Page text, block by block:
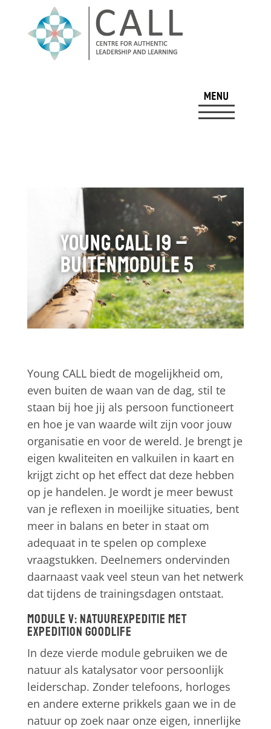
Young CALL 19 –
Buitenmodule 5
Young CALL biedt de mogelijkheid om,
even buiten de waan van de dag, stil te
staan bij hoe jij als persoon functioneert
en hoe je van waarde wilt zijn voor jouw
organisatie en voor de wereld. Je brengt je
eigen kwaliteiten en valkuilen in kaart en
krijgt zicht op het effect dat deze hebben
op je handelen. Je wordt je meer bewust
van je reflexen in moeilijke situaties, bent
meer in balans en beter in staat om
adequaat in te spelen op complexe
vraagstukken. Deelnemers ondervinden
daarnaast vaak veel steun van het netwerk
dat tijdens de trainingsdagen ontstaat.
Module V: Natuurexpeditie met
Expedition Goodlife
In deze vierde module gebruiken we de
natuur als katalysator voor persoonlijk
leiderschap. Zonder telefoons, horloges
en andere externe prikkels gaan we in de
natuur op zoek naar onze eigen, innerlijke